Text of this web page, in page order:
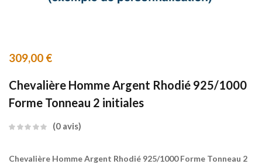
309,00 €
Chevalière Homme Argent Rhodié 925/1000
Forme Tonneau 2 initiales
0 avis
Chevalière Homme Argent Rhodié 925/1000 Forme Tonneau 2